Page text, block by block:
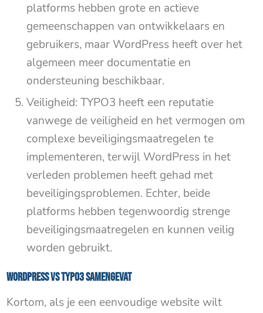
platforms hebben grote en actieve
gemeenschappen van ontwikkelaars en
gebruikers, maar WordPress heeft over het
algemeen meer documentatie en
ondersteuning beschikbaar.
Veiligheid: TYPO3 heeft een reputatie
vanwege de veiligheid en het vermogen om
complexe beveiligingsmaatregelen te
implementeren, terwijl WordPress in het
verleden problemen heeft gehad met
beveiligingsproblemen. Echter, beide
platforms hebben tegenwoordig strenge
beveiligingsmaatregelen en kunnen veilig
worden gebruikt.
WordPress VS TYPO3 samengevat
Kortom, als je een eenvoudige website wilt